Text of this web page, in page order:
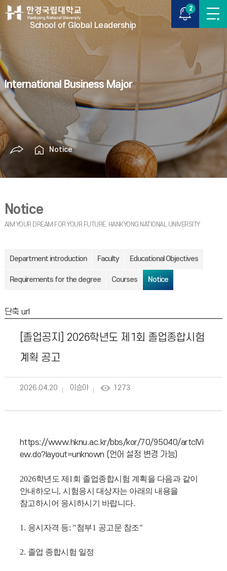
School of Global Leadership
2
International Business Major
Notice
Notice
Department introduction Faculty Educational Objectives
Requirements for the degree Courses Notice
단축 url
[졸업공지] 2026학년도 제1회 졸업종합시험
계획 공고
2026.04.20 이승아 1273
https://www.hknu.ac.kr/bbs/kor/70/95040/artclVi
ew.do?layout=unknown (언어 설정 변경 가능)
2026학년도 제 1 회 졸업종합시험 계획을 다음과 같이
안내하오니 ,시험응시 대상자는 아래의 내용을
참고하시어 응시하시기 바랍니다.
1. 응시자격 등: "첨부1 공고문 참조"
2. 졸업 종합시험 일정